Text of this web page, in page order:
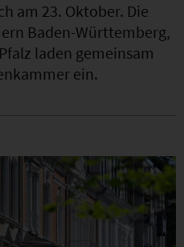
am 23. Oktober. Die
Baden-Württemberg,
laden gemeinsam
ein.